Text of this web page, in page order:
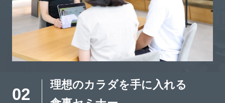
02
理想のカラダを手に入れる